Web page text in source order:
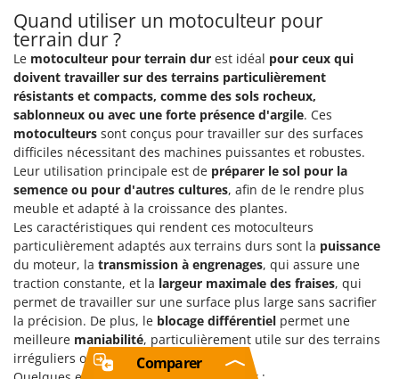
Quand utiliser un motoculteur pour
terrain dur ?
Le motoculteur pour terrain dur est idéal pour ceux qui
doivent travailler sur des terrains particulièrement
résistants et compacts, comme des sols rocheux,
sablonneux ou avec une forte présence d'argile. Ces
motoculteurs sont conçus pour travailler sur des surfaces
difficiles nécessitant des machines puissantes et robustes.
Leur utilisation principale est de préparer le sol pour la
semence ou pour d'autres cultures, afin de le rendre plus
meuble et adapté à la croissance des plantes.
Les caractéristiques qui rendent ces motoculteurs
particulièrement adaptés aux terrains durs sont la puissance
du moteur, la transmission à engrenages, qui assure une
traction constante, et la largeur maximale des fraises, qui
permet de travailler sur une surface plus large sans sacrifier
la précision. De plus, le blocage différentiel permet une
meilleure maniabilité, particulièrement utile sur des terrains
irréguliers ou accidentés.Comparer